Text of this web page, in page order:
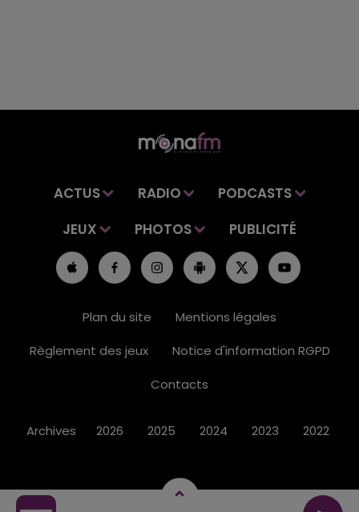
ACTUS RADIO
PODCASTS
JEUX
PHOTOS PUBLICITÉ
Plan du site
Mentions légales
Règlement des jeux
Notice d'information RGPD
Contacts
Archives 2026 2025 2024 2023 2022